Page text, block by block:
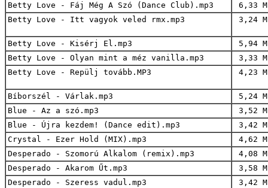
Betty Love - Fáj Még A Szó (Dance Club).mp3
6,33
Betty Love - Itt vagyok veled rmx.mp3
3,24
Betty Love - Kisérj El.mp3
5,94
Betty Love - Olyan mint a méz vanilla.mp3
3,33
Betty Love - Repülj tovább.MP3
4,23
Bíborszél - Várlak.mp3
5,24
Blue - Az a szó.mp3
3,52
Blue - Újra kezdem! (Dance edit).mp3
3,42
Crystal - Ezer Hold (MIX).mp3
4,62
Desperado - Szomorú Alkalom (remix).mp3
4,08
Desperado - Akarom Űt.mp3
3,58
Desperado - Szeress vadul.mp3
3,42